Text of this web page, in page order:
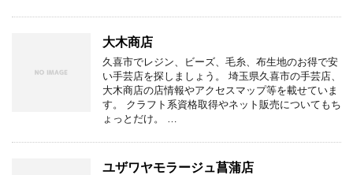
大木商店
久喜市でレジン、ビーズ、毛糸、布生地のお得で安
い手芸店を探しましょう。 埼玉県久喜市の手芸店、
大木商店の店情報やアクセスマップ等を載せていま
す。 クラフト系資格取得やネット販売についてもち
ょっとだけ。 …
ユザワヤモラージュ菖蒲店